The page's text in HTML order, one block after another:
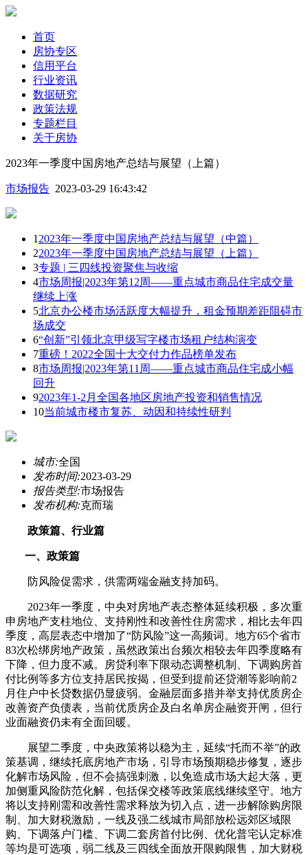
首页
房协专区
信用平台
行业资讯
数据研究
政策法规
专题栏目
关于房协
2023年一季度中国房地产总结与展望（上篇）
市场报告 2023-03-29 16:43:42
1 2023年一季度中国房地产总结与展望（中篇）
22023年一季度中国房地产总结与展望（上篇）
3专题 | 三四线投资聚焦与收缩
4市场周报|2023年第12周——重点城市商品住宅成交量
继续上涨
5北京办公楼市场活跃度大幅提升，租金预期差距阻碍市
场成交
6“创新”引领北京甲级写字楼市场租户结构演变
7重磅！2022全国十大交付力作品榜单发布
8市场周报|2023年第11周——重点城市商品住宅成小幅
回升
92023年1-2月全国各地区房地产投资和销售情况
10当前城市楼市复苏、动因和持续性研判
城市:全国
发布时间:2023-03-29
报告类型:市场报告
发布机构:克而瑞
政策篇、行业篇
一、政策篇
防风险促需求，供需两端金融支持加码。
2023年一季度，中央对房地产表态整体延续积极，多次重
申房地产支柱地位、支持刚性和改善性住房需求，相比去年四
季度，高层表态中增加了“防风险”这一高频词。地方65个省市
83次松绑房地产政策，虽然政策出台频次相较去年四季度略有
下降，但力度不减。房贷利率下限动态调整机制、下调购房首
付比例等多方位支持居民按揭，但受到提前还贷潮等影响前2
月住户中长贷数据仍显疲弱。金融层面多措并举支持优质房企
改善资产负债表，当前优质房企及白名单房企融资开闸，但行
业面融资仍未有全面回暖。
展望二季度，中央政策将以稳为主，延续“托而不举”的政
策基调，继续托底房地产市场，引导市场预期稳步修复，逐步
化解市场风险，但不会搞强刺激，以免造成市场大起大落，更
加侧重风险防范化解，包括保交楼等政策底线继续坚守。地方
将以支持刚需和改善性需求释放为切入点，进一步解除购房限
制、加大财税激励，一线及强二线城市局部放松远郊区域限
购、下调落户门槛、下调二套房首付比例、优化普宅认定标准
等均是可选项，弱二线及三四线全面放开限购限售，加大财税